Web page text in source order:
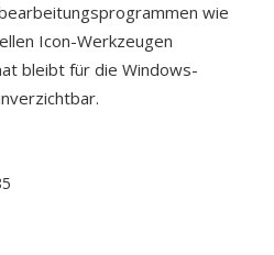
wie
Icon-Werkzeugen
bleibt für die Windows-